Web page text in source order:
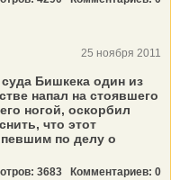
25 ноября 2011
Бишкека один из
напал на стоявшего
ногой, оскорбил
что этот
по делу о
3683 Комментариев: 0